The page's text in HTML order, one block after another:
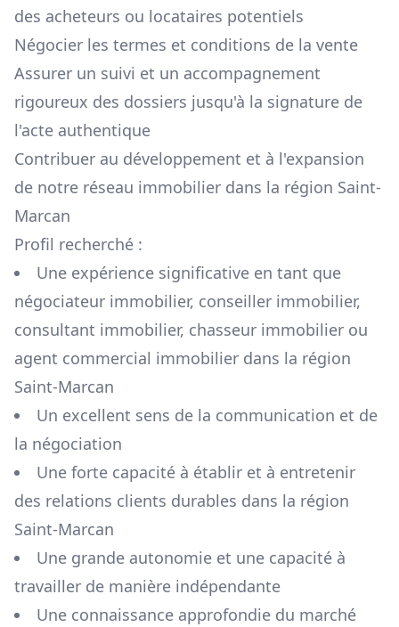
des acheteurs ou locataires potentiels
Négocier les termes et conditions de la vente
Assurer un suivi et un accompagnement
rigoureux des dossiers jusqu'à la signature de
l'acte authentique
Contribuer au développement et à l'expansion
de notre réseau immobilier dans la région Saint-
Marcan
Profil recherché :
Une expérience significative en tant que
négociateur immobilier, conseiller immobilier,
consultant immobilier, chasseur immobilier ou
agent commercial immobilier dans la région
Saint-Marcan
Un excellent sens de la communication et de
la négociation
Une forte capacité à établir et à entretenir
des relations clients durables dans la région
Saint-Marcan
Une grande autonomie et une capacité à
travailler de manière indépendante
Une connaissance approfondie du marché